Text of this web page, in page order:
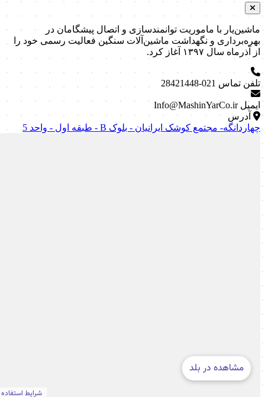
ماشین‌یار با ماموریت توانمندسازی و اتصال پیشگامان در
بهره‌برداری و نگهداشت ماشین‌آلات سنگین فعالیت رسمی خود را
از آذرماه سال ۱۳۹۷ آغاز کرد.
تلفن تماس 021-28421448
ایمیل Info@MashinYarCo.ir
آدرس
چهاردانگه- مجتمع کوشک ایرانیان - بلوک B - طبقه اول - واحد 5